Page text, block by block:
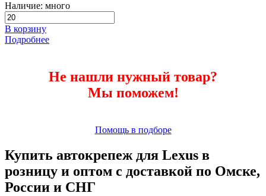
Наличие: много
В корзину
Подробнее
Не нашли нужный товар?
Мы поможем!
Помощь в подборе
Купить автокрепеж для Lexus в
розницу и оптом с доставкой по Омске,
России и СНГ